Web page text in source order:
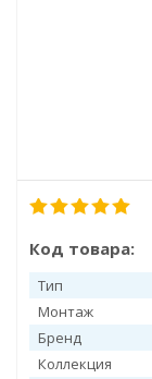
Код товара:
Тип
Монтаж
Бренд
Коллекция